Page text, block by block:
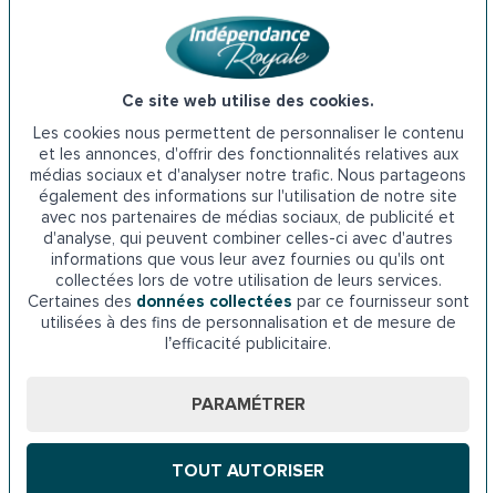
Ce site web utilise des cookies.
Les cookies nous permettent de personnaliser le contenu
et les annonces, d'offrir des fonctionnalités relatives aux
médias sociaux et d'analyser notre trafic. Nous partageons
également des informations sur l'utilisation de notre site
avec nos partenaires de médias sociaux, de publicité et
d'analyse, qui peuvent combiner celles-ci avec d'autres
informations que vous leur avez fournies ou qu'ils ont
collectées lors de votre utilisation de leurs services.
Certaines des données collectées par ce fournisseur sont
utilisées à des fins de personnalisation et de mesure de
l’efficacité publicitaire.
PARAMÉTRER
TOUT AUTORISER
L’achat d’une baignoire à porte peut également être
financé par la PCH. Cette aide figure parmi les différents
dispositifs d’aides proposés par la MDPH qui visent à
améliorer le quotidien des personnes handicapées. Elle
s’adresse aux personnes en situation de handicap âgées
de moins de 60 ans. Entre 60 et 75 ans, il est également
possible d’en bénéficier à condition que le handicap soit
reconnu avant cet âge.
MDPH 37
38 Rue Édouard Vaillant, 37000 Tours
D’autres organismes peuvent également apporter un coup